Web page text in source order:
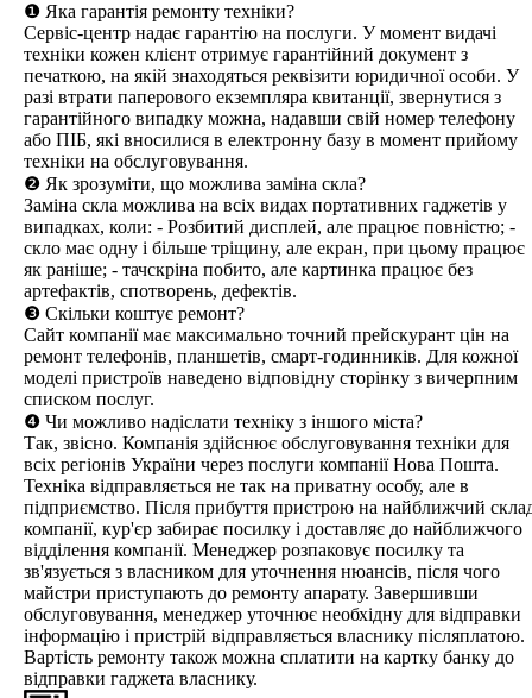
❶ Яка гарантія ремонту техніки?
Сервіс-центр надає гарантію на послуги. У момент видачі
техніки кожен клієнт отримує гарантійний документ з
печаткою, на якій знаходяться реквізити юридичної особи. У
разі втрати паперового екземпляра квитанції, звернутися з
гарантійного випадку можна, надавши свій номер телефону
або ПІБ, які вносилися в електронну базу в момент прийому
техніки на обслуговування.
❷ Як зрозуміти, що можлива заміна скла?
Заміна скла можлива на всіх видах портативних гаджетів у
випадках, коли: - Розбитий дисплей, але працює повністю; -
скло має одну і більше тріщину, але екран, при цьому працює
як раніше; - тачскріна побито, але картинка працює без
артефактів, спотворень, дефектів.
❸ Скільки коштує ремонт?
Сайт компанії має максимально точний прейскурант цін на
ремонт телефонів, планшетів, смарт-годинників. Для кожної
моделі пристроїв наведено відповідну сторінку з вичерпним
списком послуг.
❹ Чи можливо надіслати техніку з іншого міста?
Так, звісно. Компанія здійснює обслуговування техніки для
всіх регіонів України через послуги компанії Нова Пошта.
Техніка відправляється не так на приватну особу, але в
підприємство. Після прибуття пристрою на найближчий
компанії, кур'єр забирає посилку і доставляє до найближчого
відділення компанії. Менеджер розпаковує посилку та
зв'язується з власником для уточнення нюансів, після чого
майстри приступають до ремонту апарату. Завершивши
обслуговування, менеджер уточнює необхідну для відправки
інформацію і пристрій відправляється власнику післяплатою.
Вартість ремонту також можна сплатити на картку банку до
відправки гаджета власнику.